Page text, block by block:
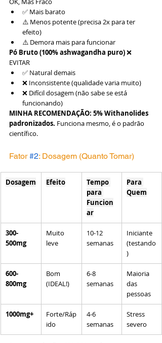
✅ Mais barato
⚠️ Menos potente (precisa 2x para ter
efeito)
⚠️ Demora mais para funcionar
Pó Bruto (100% ashwagandha puro) ❌
EVITAR
✅ Natural demais
❌ Inconsistente (qualidade varia muito)
❌ Difícil dosagem (não sabe se está
funcionando)
MINHA RECOMENDAÇÃO: 5% Withanolides
padronizados. Funciona mesmo, é o padrão
científico.
Fator #2: Dosagem (Quanto Tomar)
Dosagem Efeito
Tempo
para
Funcion
ar
Para
Quem
300-
500mg
Muito
leve
10-12
semanas
Iniciante
(testando
)
600-
800mg
Bom
(IDEAL!)
6-8
semanas
Maioria
das
pessoas
1000mg+
Forte/Ráp
ido
4-6
semanas
Stress
severo